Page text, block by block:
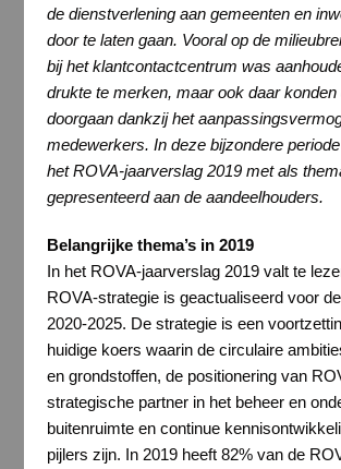
de dienstverlening aan gemeenten en
door te laten gaan. Vooral op de
bij het klantcontactcentrum was
drukte te merken, maar ook daar konden
doorgaan dankzij het
medewerkers. In deze bijzondere
het ROVA-jaarverslag 2019 met als
gepresenteerd aan de aandeelhouders.
Belangrijke thema’s in 2019
In het ROVA-jaarverslag 2019 valt te
ROVA-strategie is geactualiseerd voor
2020-2025. De strategie is een
huidige koers waarin de circulaire
en grondstoffen, de positionering van
strategische partner in het beheer en
buitenruimte en continue
pijlers zijn. In 2019 heeft 82% van de